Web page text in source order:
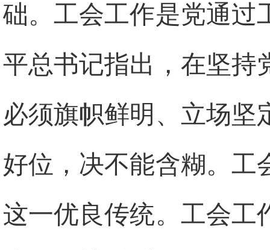
础。工会工作是党通过
平总书记指出，在坚持
必须旗帜鲜明、立场坚
好位，决不能含糊。工
这一优良传统。工会工